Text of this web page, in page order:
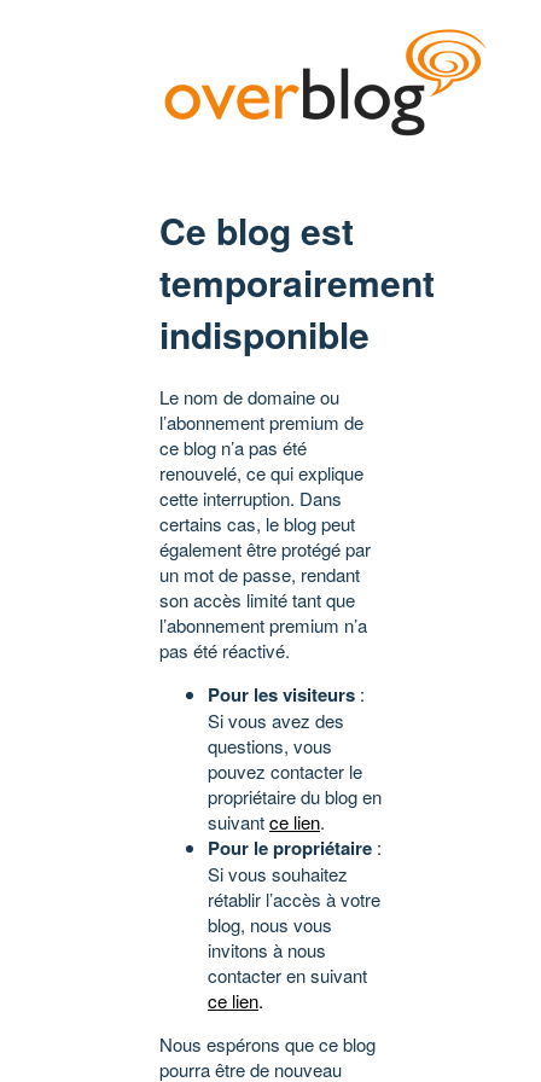
Ce blog est
temporairement
indisponible
Le nom de domaine ou
l’abonnement premium de
ce blog n’a pas été
renouvelé, ce qui explique
cette interruption. Dans
certains cas, le blog peut
également être protégé par
un mot de passe, rendant
son accès limité tant que
l’abonnement premium n’a
pas été réactivé.
Pour les visiteurs :
Si vous avez des
questions, vous
pouvez contacter le
propriétaire du blog en
suivantce lien.
Pour le propriétaire :
Si vous souhaitez
rétablir l’accès à votre
blog, nous vous
invitons à nous
contacter en suivant
ce lien.
Nous espérons que ce blog
pourra être de nouveau